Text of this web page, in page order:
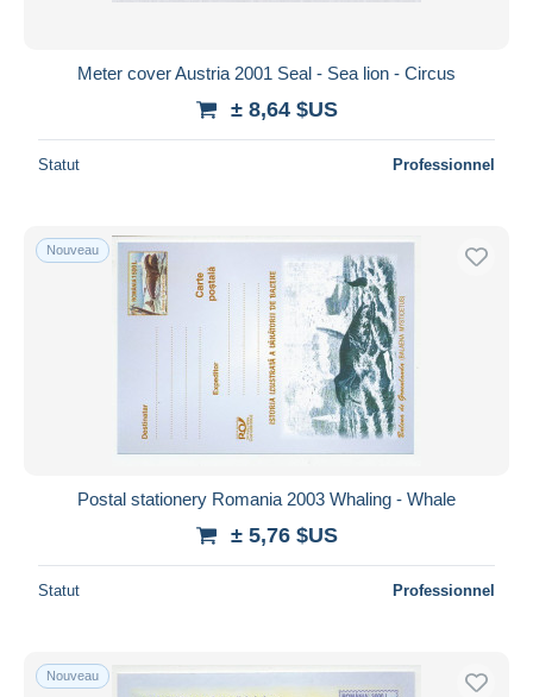
Meter cover Austria 2001 Seal - Sea lion - Circus
± 8,64 $US
Statut Professionnel
Nouveau
Postal stationery Romania 2003 Whaling - Whale
± 5,76 $US
Statut Professionnel
Nouveau